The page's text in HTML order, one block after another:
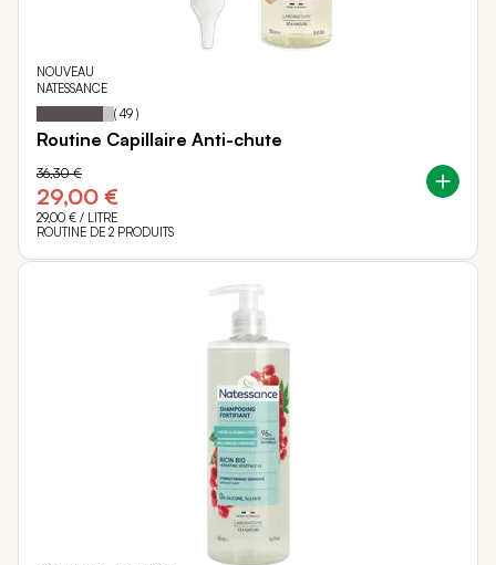
NOUVEAU
NATESSANCE
Notation: 86
% of
( 49 )
Routine Capillaire Anti-chute
29,00 €
36,30 €
29,00 € / LITRE
ROUTINE DE 2 PRODUITS